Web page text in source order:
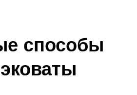
способы